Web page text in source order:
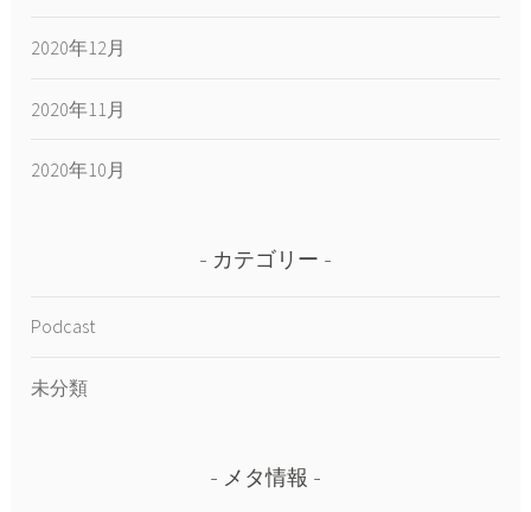
2020年12月
2020年11月
2020年10月
カテゴリー
Podcast
未分類
メタ情報